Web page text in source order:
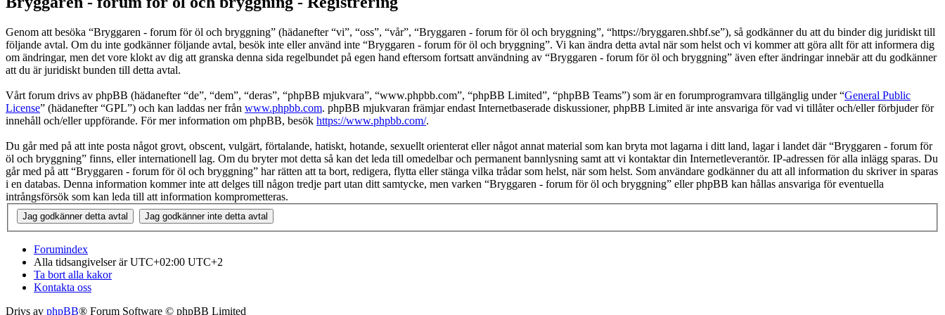
Genom att besöka “Bryggaren - forum för öl och bryggning” (hädanefter “vi”, “oss”, “vår”, “Bryggaren - forum för öl och bryggning”, “https://bryggaren.shbf.se”), så godkänner du att du binder dig juridiskt till
följande avtal. Om du inte godkänner följande avtal, besök inte eller använd inte “Bryggaren - forum för öl och bryggning”. Vi kan ändra detta avtal när som helst och vi kommer att göra allt för att informera dig
om ändringar, men det vore klokt av dig att granska denna sida regelbundet på egen hand eftersom fortsatt användning av “Bryggaren - forum för öl och bryggning” även efter ändringar innebär att du godkänner
att du är juridiskt bunden till detta avtal.
Vårt forum drivs av phpBB (hädanefter “de”, “dem”, “deras”, “phpBB mjukvara”, “www.phpbb.com”, “phpBB Limited”, “phpBB Teams”) som är en forumprogramvara tillgänglig under “General Public
License” (hädanefter “GPL”) och kan laddas ner från www.phpbb.com. phpBB mjukvaran främjar endast Internetbaserade diskussioner, phpBB Limited är inte ansvariga för vad vi tillåter och/eller förbjuder för
innehåll och/eller uppförande. För mer information om phpBB, besök https://www.phpbb.com/.
Du går med på att inte posta något grovt, obscent, vulgärt, förtalande, hatiskt, hotande, sexuellt orienterat eller något annat material som kan bryta mot lagarna i ditt land, lagar i landet där “Bryggaren - forum för
öl och bryggning” finns, eller internationell lag. Om du bryter mot detta så kan det leda till omedelbar och permanent bannlysning samt att vi kontaktar din Internetleverantör. IP-adressen för alla inlägg sparas. Du
går med på att “Bryggaren - forum för öl och bryggning” har rätten att ta bort, redigera, flytta eller stänga vilka trådar som helst, när som helst. Som användare godkänner du att all information du skriver in sparas
i en databas. Denna information kommer inte att delges till någon tredje part utan ditt samtycke, men varken “Bryggaren - forum för öl och bryggning” eller phpBB kan hållas ansvariga för eventuella
intrångsförsök som kan leda till att information komprometteras.
Forumindex
Alla tidsangivelser är UTC+02:00 UTC+2
Ta bort alla kakor
Kontakta oss
Drivs av phpBB® Forum Software © phpBB Limited